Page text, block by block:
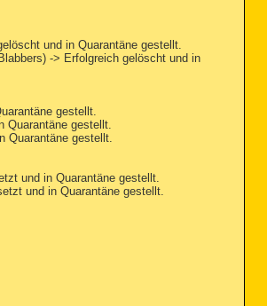
und in Quarantäne gestellt.
-> Erfolgreich gelöscht und in
gestellt.
Quarantäne gestellt.
Quarantäne gestellt.
und in Quarantäne gestellt.
und in Quarantäne gestellt.